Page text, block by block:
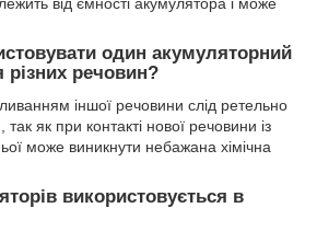
один акумуляторний
речовин?
іншої речовини слід ретельно
як при контакті нової речовини із
може виникнути небажана хімічна
використовується в